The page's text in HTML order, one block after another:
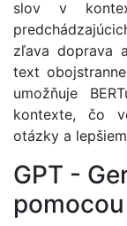
slov v
zľava doprava
text
umožňuje
kontexte, čo
otázky a
GPT -